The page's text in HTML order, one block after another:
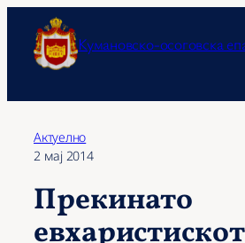
содржината Кумановско-осоговска
Актуелно
2 мај 2014
Прекинато